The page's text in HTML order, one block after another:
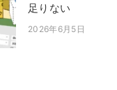
足りない
投稿日
2026年6月5日